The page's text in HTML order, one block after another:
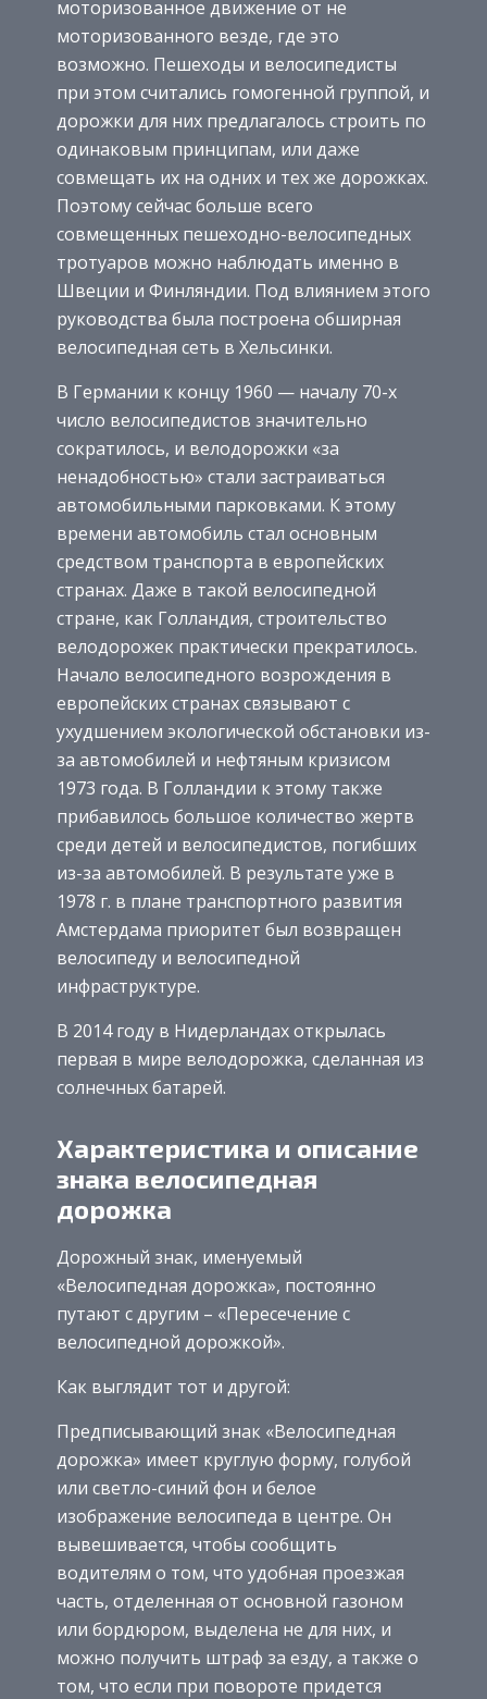
моторизованное движение от не
моторизованного везде, где это
возможно. Пешеходы и велосипедисты
при этом считались гомогенной группой, и
дорожки для них предлагалось строить по
одинаковым принципам, или даже
совмещать их на одних и тех же дорожках.
Поэтому сейчас больше всего
совмещенных пешеходно-велосипедных
тротуаров можно наблюдать именно в
Швеции и Финляндии. Под влиянием этого
руководства была построена обширная
велосипедная сеть в Хельсинки.
В Германии к концу 1960 — началу 70-х
число велосипедистов значительно
сократилось, и велодорожки «за
ненадобностью» стали застраиваться
автомобильными парковками. К этому
времени автомобиль стал основным
средством транспорта в европейских
странах. Даже в такой велосипедной
стране, как Голландия, строительство
велодорожек практически прекратилось.
Начало велосипедного возрождения в
европейских странах связывают с
ухудшением экологической обстановки из-
за автомобилей и нефтяным кризисом
1973 года. В Голландии к этому также
прибавилось большое количество жертв
среди детей и велосипедистов, погибших
из-за автомобилей. В результате уже в
1978 г. в плане транспортного развития
Амстердама приоритет был возвращен
велосипеду и велосипедной
инфраструктуре.
В 2014 году в Нидерландах открылась
первая в мире велодорожка, сделанная из
солнечных батарей.
Характеристика и описание
знака велосипедная
дорожка
Дорожный знак, именуемый
«Велосипедная дорожка», постоянно
путают с другим – «Пересечение с
велосипедной дорожкой».
Как выглядит тот и другой:
Предписывающий знак «Велосипедная
дорожка» имеет круглую форму, голубой
или светло-синий фон и белое
изображение велосипеда в центре. Он
вывешивается, чтобы сообщить
водителям о том, что удобная проезжая
часть, отделенная от основной газоном
или бордюром, выделена не для них, и
можно получить штраф за езду, а также о
том, что если при повороте придется